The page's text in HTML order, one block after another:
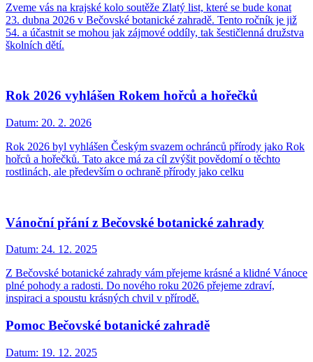
Zveme vás na krajské kolo soutěže Zlatý list, které se bude konat
23. dubna 2026 v Bečovské botanické zahradě. Tento ročník je již
54. a účastnit se mohou jak zájmové oddíly, tak šestičlenná družstva
školních dětí.
Rok 2026 vyhlášen Rokem hořců a hořečků
Datum: 20. 2. 2026
Rok 2026 byl vyhlášen Českým svazem ochránců přírody jako Rok
hořců a hořečků. Tato akce má za cíl zvýšit povědomí o těchto
rostlinách, ale především o ochraně přírody jako celku
Vánoční přání z Bečovské botanické zahrady
Datum: 24. 12. 2025
Z Bečovské botanické zahrady vám přejeme krásné a klidné Vánoce
plné pohody a radosti. Do nového roku 2026 přejeme zdraví,
inspiraci a spoustu krásných chvil v přírodě.
Pomoc Bečovské botanické zahradě
Datum: 19. 12. 2025